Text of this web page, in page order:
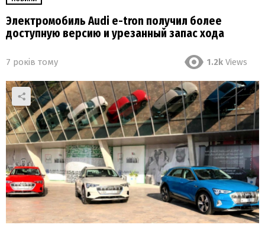
Электромобиль Audi e-tron получил более
доступную версию и урезанный запас хода
7 років тому 1.2k Views